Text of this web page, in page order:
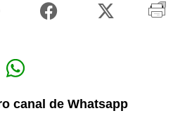
canal de Whatsapp